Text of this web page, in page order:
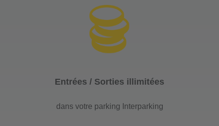
Entrées / Sorties illimitées
dans votre parking Interparking